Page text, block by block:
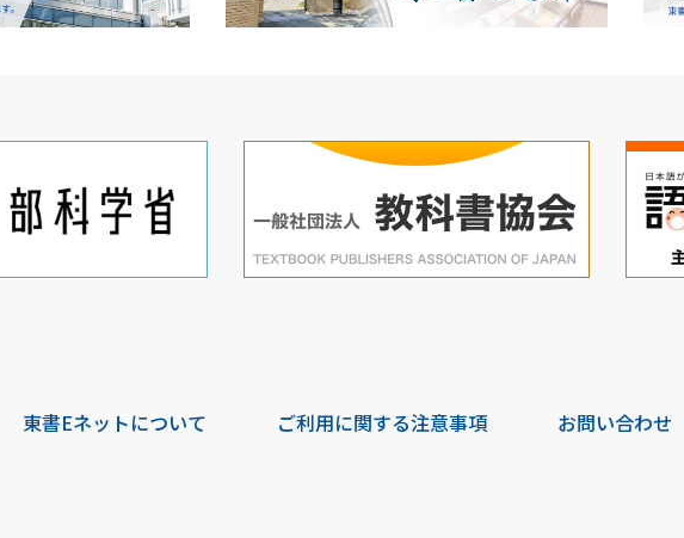
東書Eネットについて ご利用に関する注意事項 お問い合わせ